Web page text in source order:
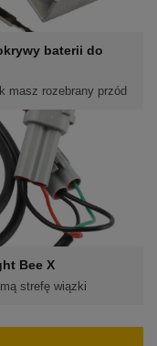
baterii do
rozebrany przód
Bee X
strefę wiązki